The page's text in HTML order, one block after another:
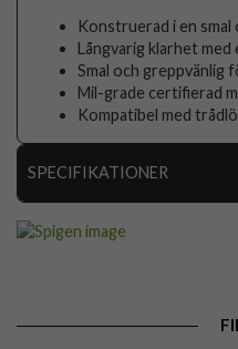
Konstruerad i en
Långvarig klarhet med
Smal och greppvänlig
Mil-grade certifierad
Kompatibel med
SPECIFIKATIONER